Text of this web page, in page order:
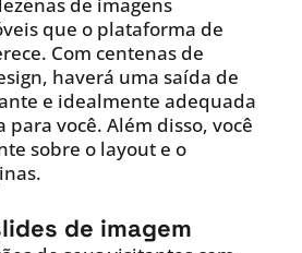
que o plataforma de
Com centenas de
haverá uma saída de
e idealmente adequada
você. Além disso, você
sobre o layout e o
de imagem